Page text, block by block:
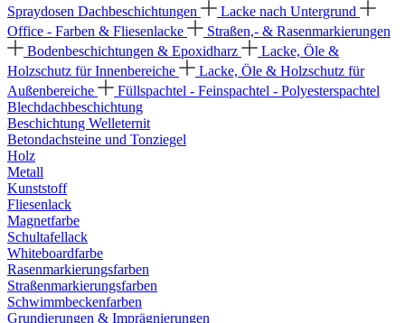
Spraydosen Dachbeschichtungen
Lacke nach Untergrund
Office - Farben & Fliesenlacke
Straßen,- & Rasenmarkierungen
Bodenbeschichtungen & Epoxidharz
Lacke, Öle &
Holzschutz für Innenbereiche
Lacke, Öle & Holzschutz für
Außenbereiche
Füllspachtel - Feinspachtel - Polyesterspachtel
Blechdachbeschichtung
Beschichtung Welleternit
Betondachsteine und Tonziegel
Holz
Metall
Kunststoff
Fliesenlack
Magnetfarbe
Schultafellack
Whiteboardfarbe
Rasenmarkierungsfarben
Straßenmarkierungsfarben
Schwimmbeckenfarben
Grundierungen & Imprägnierungen